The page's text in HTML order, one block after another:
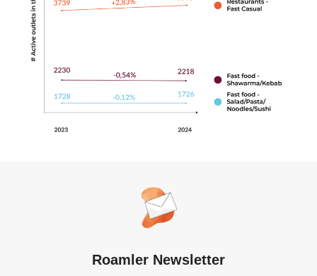
Roamler Newsletter